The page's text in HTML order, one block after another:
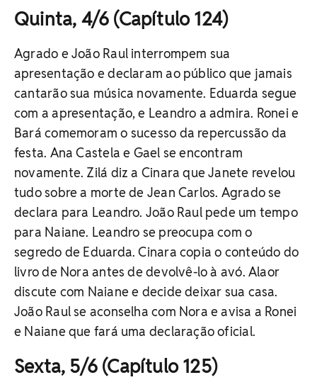
Quinta, 4/6 (Capítulo 124)
Agrado e João Raul interrompem sua
apresentação e declaram ao público que jamais
cantarão sua música novamente. Eduarda segue
com a apresentação, e Leandro a admira. Ronei e
Bará comemoram o sucesso da repercussão da
festa. Ana Castela e Gael se encontram
novamente. Zilá diz a Cinara que Janete revelou
tudo sobre a morte de Jean Carlos. Agrado se
declara para Leandro. João Raul pede um tempo
para Naiane. Leandro se preocupa com o
segredo de Eduarda. Cinara copia o conteúdo do
livro de Nora antes de devolvê-lo à avó. Alaor
discute com Naiane e decide deixar sua casa.
João Raul se aconselha com Nora e avisa a Ronei
e Naiane que fará uma declaração oficial.
Sexta, 5/6 (Capítulo 125)